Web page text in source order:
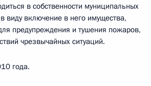
в собственности муниципальных
виду включение в него имущества,
предупреждения и тушения пожаров,
чрезвычайных ситуаций.
года.